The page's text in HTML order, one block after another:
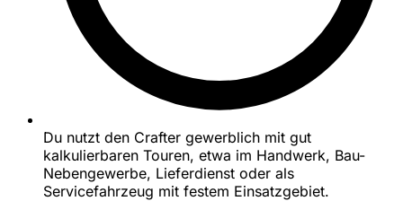
Du nutzt den Crafter gewerblich mit gut
kalkulierbaren Touren, etwa im Handwerk, Bau-
Nebengewerbe, Lieferdienst oder als
Servicefahrzeug mit festem Einsatzgebiet.